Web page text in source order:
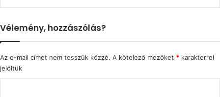
Vélemény, hozzászólás?
Az e-mail címet nem tesszük közzé. A kötelező mezőket * karakterrel
jelöltük